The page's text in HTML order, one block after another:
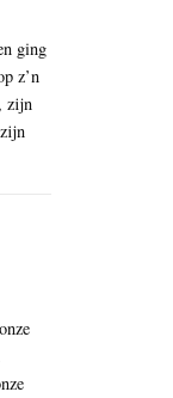
ging
z’n
zijn